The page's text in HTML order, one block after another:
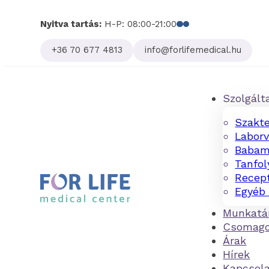
Nyitva tartás: H-P: 08:00-21:00Follow us on
Follow us on
+36 70 677 4813
info@forlifemedical.hu
Árak
Hírek